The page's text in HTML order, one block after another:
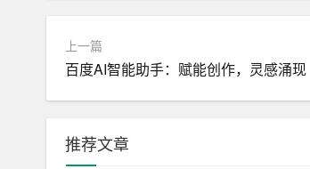
整文章，使其更加符合读者的需求。
当然，虽然AI写作技巧可以帮助我
上一篇
百度AI智能助手：赋能创作，灵感涌现
推荐文章